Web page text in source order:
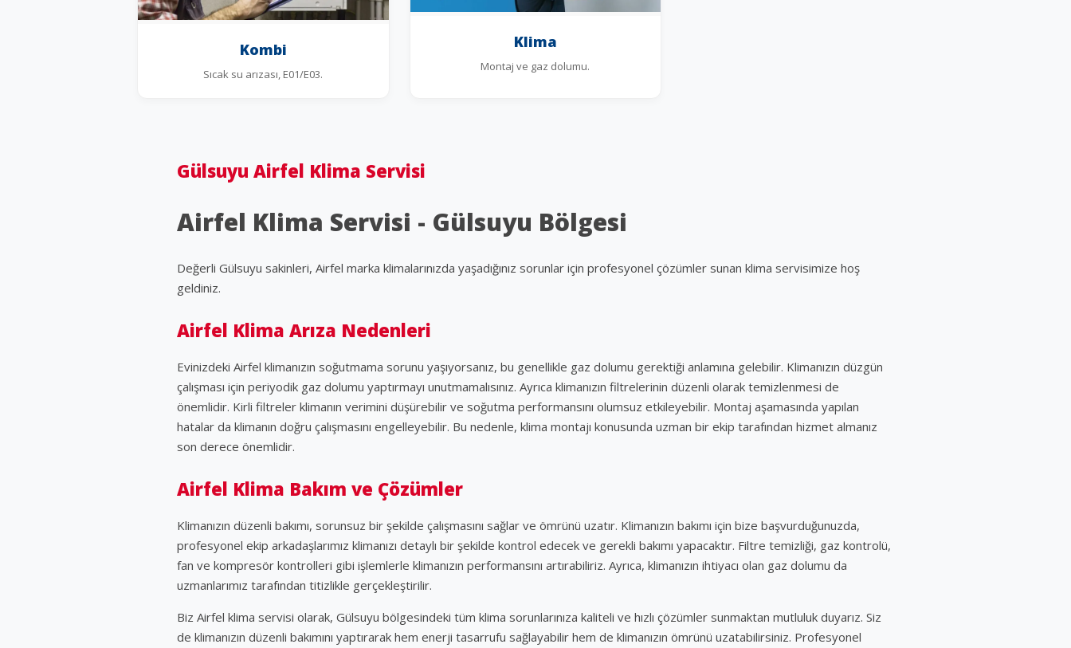
Kombi
Sıcak su arızası, E01/E03.
Klima
Montaj ve gaz dolumu.
Gülsuyu Airfel Klima Servisi
Airfel Klima Servisi - Gülsuyu Bölgesi
Değerli Gülsuyu sakinleri, Airfel marka klimalarınızda yaşadığınız sorunlar için profesyonel çözümler sunan klima servisimize hoş
geldiniz.
Airfel Klima Arıza Nedenleri
Evinizdeki Airfel klimanızın soğutmama sorunu yaşıyorsanız, bu genellikle gaz dolumu gerektiği anlamına gelebilir. Klimanızın düzgün
çalışması için periyodik gaz dolumu yaptırmayı unutmamalısınız. Ayrıca klimanızın filtrelerinin düzenli olarak temizlenmesi de
önemlidir. Kirli filtreler klimanın verimini düşürebilir ve soğutma performansını olumsuz etkileyebilir. Montaj aşamasında yapılan
hatalar da klimanın doğru çalışmasını engelleyebilir. Bu nedenle, klima montajı konusunda uzman bir ekip tarafından hizmet almanız
son derece önemlidir.
Airfel Klima Bakım ve Çözümler
Klimanızın düzenli bakımı, sorunsuz bir şekilde çalışmasını sağlar ve ömrünü uzatır. Klimanızın bakımı için bize başvurduğunuzda,
profesyonel ekip arkadaşlarımız klimanızı detaylı bir şekilde kontrol edecek ve gerekli bakımı yapacaktır. Filtre temizliği, gaz kontrolü,
fan ve kompresör kontrolleri gibi işlemlerle klimanızın performansını artırabiliriz. Ayrıca, klimanızın ihtiyacı olan gaz dolumu da
uzmanlarımız tarafından titizlikle gerçekleştirilir.
Biz Airfel klima servisi olarak, Gülsuyu bölgesindeki tüm klima sorunlarınıza kaliteli ve hızlı çözümler sunmaktan mutluluk duyarız. Siz
de klimanızın düzenli bakımını yaptırarak hem enerji tasarrufu sağlayabilir hem de klimanızın ömrünü uzatabilirsiniz. Profesyonel